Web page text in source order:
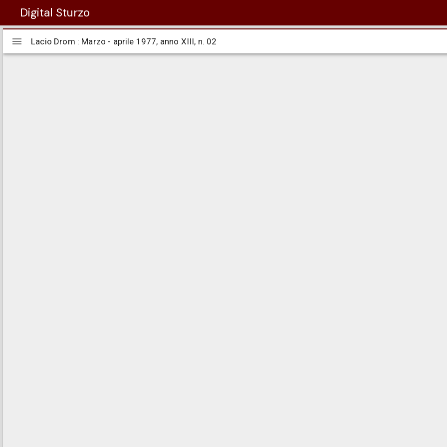
Digital Sturzo
Visualizzatore
Mirador
Lacio Drom : Marzo - aprile 1977, anno XIII, n. 02
Lacio Drom : Marzo - aprile 1977, anno XIII, n. 02